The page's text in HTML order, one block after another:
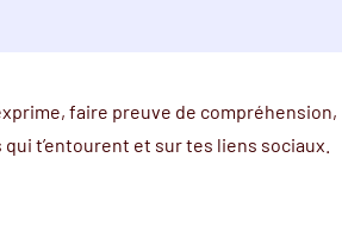
faire preuve de compréhension,
t’entourent et sur tes liens sociaux.